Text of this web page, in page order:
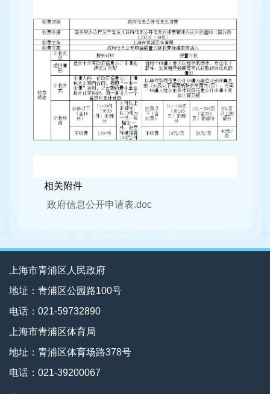
相关附件
政府信息公开申请表.doc
上海市青浦区人民政府
地址：青浦区公园路100号
电话：021-59732890
上海市青浦区体育局
地址：青浦区体育场路378号
电话：021-39200067